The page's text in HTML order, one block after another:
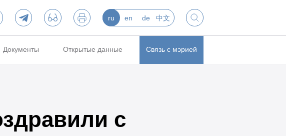
ru en de 中文
Документы Открытые данные Связь с мэрией
с